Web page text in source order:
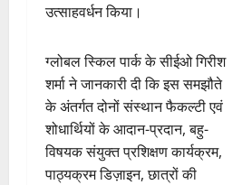
उत्साहवर्धन किया।
ग्लोबल स्किल पार्क के सीईओ गिरीश
शर्मा ने जानकारी दी कि इस समझौते
के अंतर्गत दोनों संस्थान फैकल्टी एवं
शोधार्थियों के आदान-प्रदान, बहु-
विषयक संयुक्त प्रशिक्षण कार्यक्रम,
पाठ्यक्रम डिज़ाइन, छात्रों की